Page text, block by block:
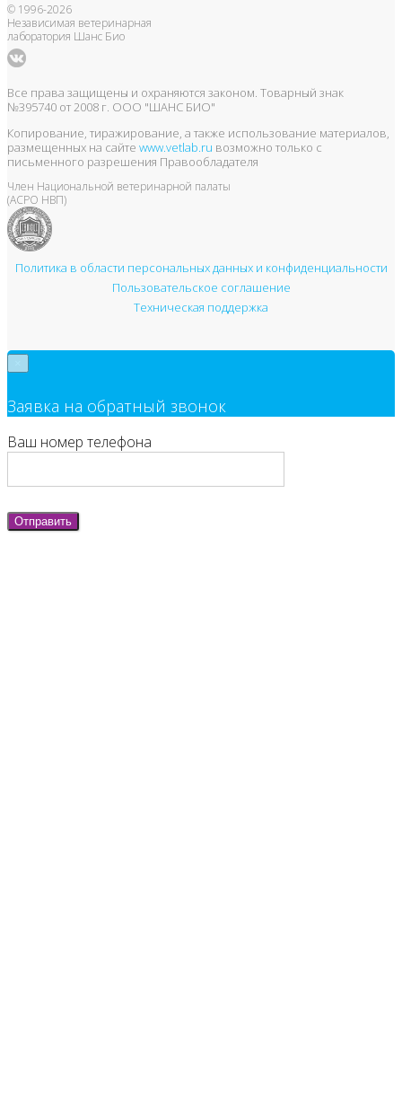
© 1996-2026
Независимая ветеринарная
лаборатория Шанс Био
Все права защищены и охраняются законом. Товарный знак
№395740 от 2008 г. ООО "ШАНС БИО"
Копирование, тиражирование, а также использование материалов,
размещенных на сайте www.vetlab.ru возможно только с
письменного разрешения Правообладателя
Член Национальной ветеринарной палаты
(АСРО НВП)
Политика в области персональных данных и конфиденциальности
Пользовательское соглашение
Техническая поддержка
Заявка на обратный звонок
Ваш номер телефона
Отправить